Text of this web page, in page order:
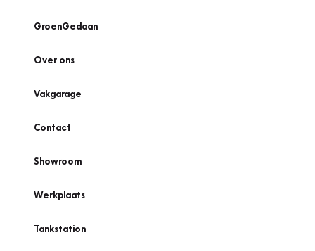
GroenGedaan
Over ons
Vakgarage
Contact
Showroom
Werkplaats
Tankstation